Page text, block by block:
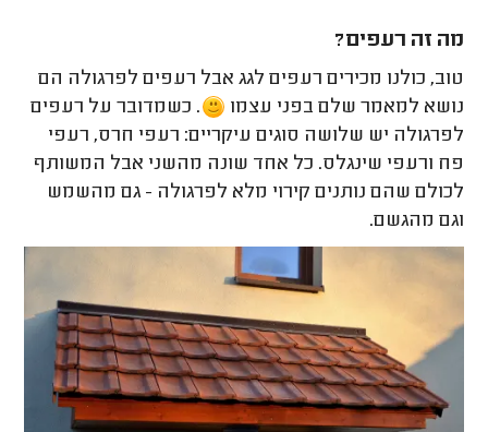
מה זה רעפים?
טוב, כולנו מכירים רעפים לגג אבל רעפים לפרגולה הם
נושא למאמר שלם בפני עצמו
. כשמדובר על רעפים
לפרגולה יש שלושה סוגים עיקריים: רעפי חרס, רעפי
פח ורעפי שינגלס. כל אחד שונה מהשני אבל המשותף
לכולם שהם נותנים קירוי מלא לפרגולה - גם מהשמש
וגם מהגשם.